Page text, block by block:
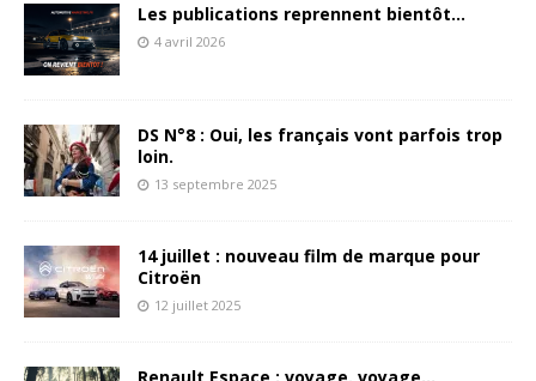
Les publications reprennent bientôt…
4 avril 2026
DS N°8 : Oui, les français vont parfois trop
loin.
13 septembre 2025
14 juillet : nouveau film de marque pour
Citroën
12 juillet 2025